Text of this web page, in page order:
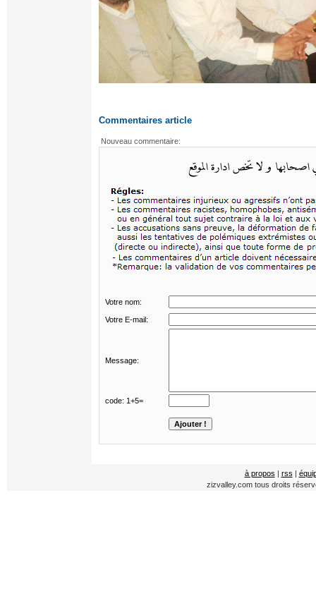
Commentaires article
Votre nom:
Votre E-mail:
Message:
code: 1+5=
à propos | rss |
zizvalley.com tous droits